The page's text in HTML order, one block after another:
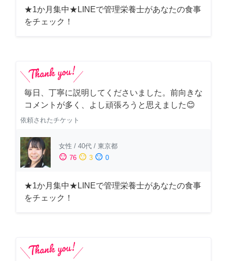
★1か月集中★LINEで管理栄養士があなたの食事
をチェック！
毎日、丁寧に説明してくださいました。前向きな
コメントが多く、よし頑張ろうと思えました😊
依頼されたチケット
女性 / 40代 / 東京都
sentiment_satisfied 76 sentiment_neutral 3 sentiment_dissatisfied 0
★1か月集中★LINEで管理栄養士があなたの食事
をチェック！